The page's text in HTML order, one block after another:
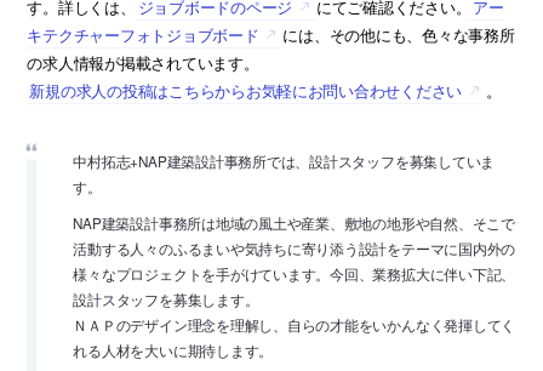
す。詳しくは、
ジョブボードのページ にてご確認ください。 アー
キテクチャーフォトジョブボード
には、その他にも、色々な事務所
の求人情報が掲載されています。
新規の求人の投稿はこちらからお気軽にお問い合わせください
。
中村拓志+NAP建築設計事務所では、設計スタッフを募集していま
す。
NAP建築設計事務所は地域の風土や産業、敷地の地形や自然、そこで
活動する人々のふるまいや気持ちに寄り添う設計をテーマに国内外の
様々なプロジェクトを手がけています。今回、業務拡大に伴い下記、
設計スタッフを募集します。
ＮＡＰのデザイン理念を理解し、自らの才能をいかんなく発揮してく
れる人材を大いに期待します。